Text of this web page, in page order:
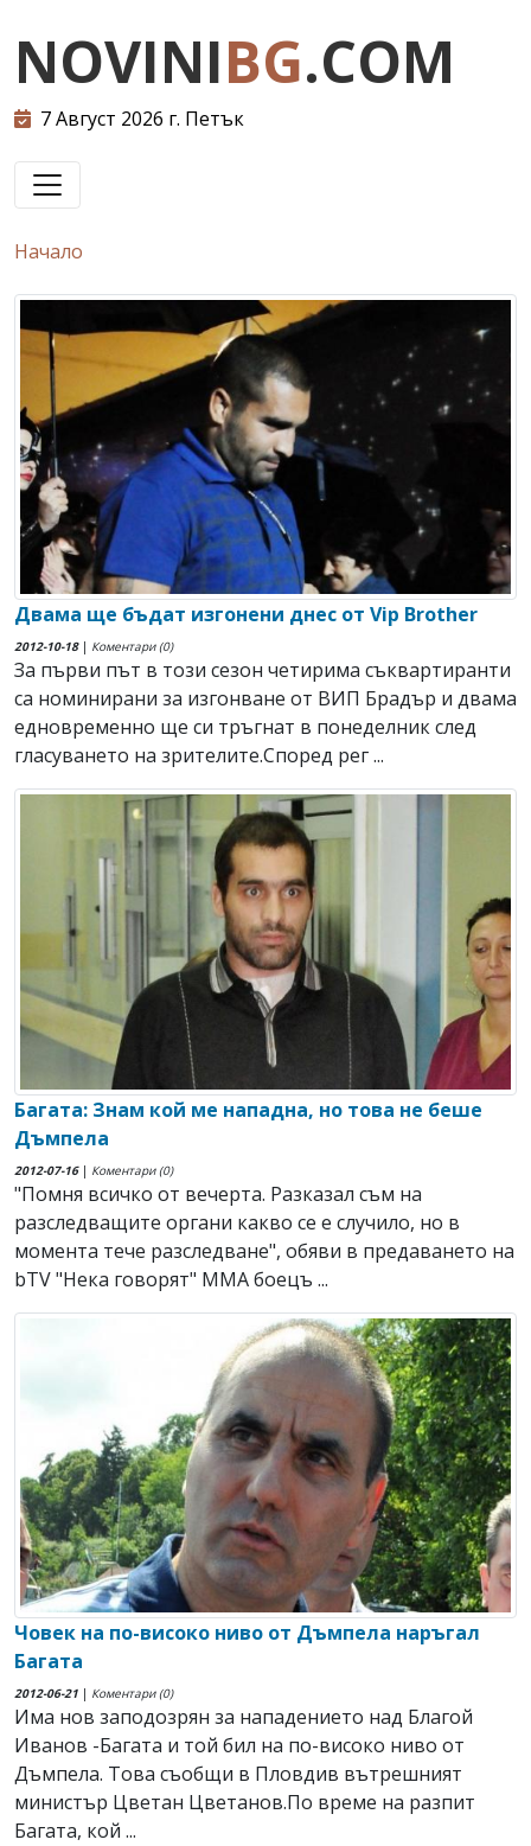
NOVINIBG.COM
7 Август 2026 г. Петък
Начало
Двама ще бъдат изгонени днес от Vip Brother
2012-10-18| Коментари (0)
За първи път в този сезон четирима съквартиранти
са номинирани за изгонване от ВИП Брадър и двама
едновременно ще си тръгнат в понеделник след
гласуването на зрителите.Според рег ...
Багата: Знам кой ме нападна, но това не беше
Дъмпела
2012-07-16| Коментари (0)
"Помня всичко от вечерта. Разказал съм на
разследващите органи какво се е случило, но в
момента тече разследване", обяви в предаването на
bTV "Нека говорят" ММА боецъ ...
Човек на по-високо ниво от Дъмпела наръгал
Багата
2012-06-21 | Коментари (0)
Има нов заподозрян за нападението над Благой
Иванов -Багата и той бил на по-високо ниво от
Дъмпела. Това съобщи в Пловдив вътрешният
министър Цветан Цветанов.По време на разпит
Багата, кой ...